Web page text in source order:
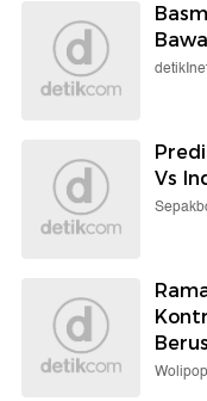
Vs
Wolipop